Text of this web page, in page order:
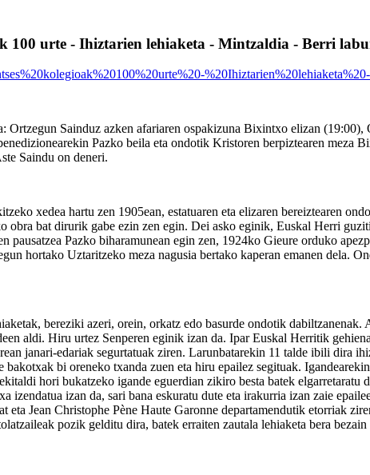
100 urte - Ihiztarien lehiaketa - Mintzaldia - Berri
Ortzegun Sainduz azken afariaren ospakizuna Bixintxo elizan (19:00),
Pazko beila eta ondotik Kristoren berpiztearen meza
Saindu on deneri.
xedea hartu zen 1905ean, estatuaren eta elizaren bereiztearen
obra bat dirurik gabe ezin zen egin. Dei asko eginik, Euskal Herri
pausatzea Pazko biharamunean egin zen, 1924ko Gieure orduko
hortako Uztaritzeko meza nagusia bertako kaperan emanen dela.
bereziki azeri, orein, orkatz edo basurde ondotik
aldi. Hiru urtez Senperen eginik izan da. Ipar Euskal Herritik
janari-edariak segurtatuak ziren. Larunbatarekin 11 talde ibili dira
bi oreneko txanda zuen eta hiru epailez segituak.
hori bukatzeko igande eguerdian zikiro besta batek
izan da, sari bana eskuratu dute eta irakurria izan zaie
eta Jean Christophe Pène Haute Garonne departamendutik etorriak
pozik gelditu dira, batek erraiten zautala lehiaketa bera